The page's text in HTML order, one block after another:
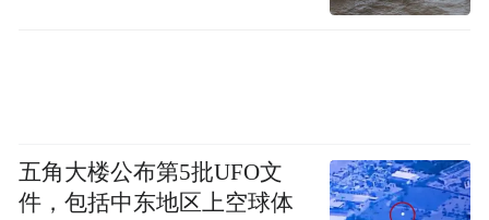
沿着海岸线一路向东，朝阳略过栈桥，
五角大楼公布第5批UFO文
件，包括中东地区上空球体